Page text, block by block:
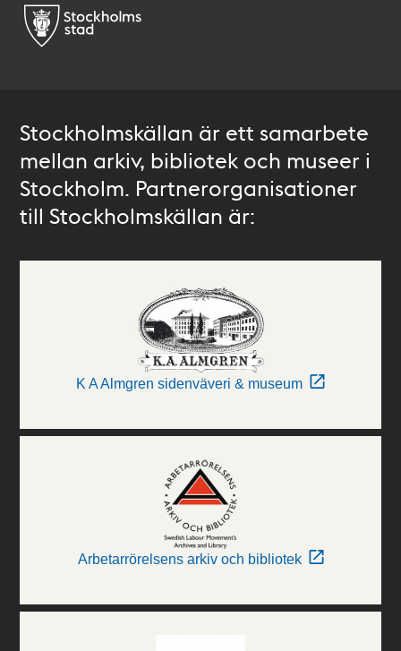
Stockholmskällan är ett samarbete
mellan arkiv, bibliotek och museer i
Stockholm. Partnerorganisationer
till Stockholmskällan är:
K A Almgren sidenväveri & museum
Arbetarrörelsens arkiv och bibliotek